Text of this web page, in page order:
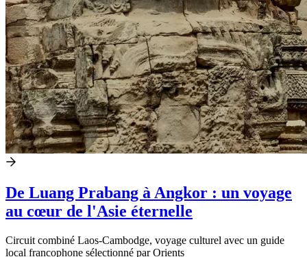
De Luang Prabang à Angkor : un voyage
au cœur de l'Asie éternelle
Circuit combiné Laos-Cambodge, voyage culturel avec un guide
local francophone sélectionné par Orients